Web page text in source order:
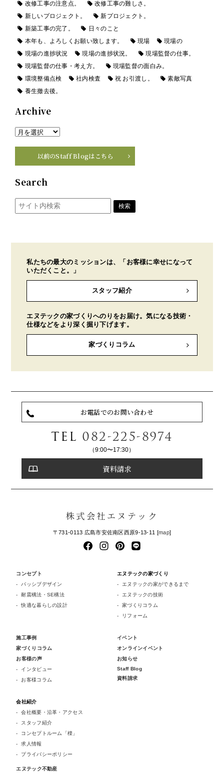
改修工事の注意点。
改修工事の難しさ。
新しいプロジェクト。
新プロジェクト。
新築工事の完了。
日々のこと
本年も、よろしくお願い致します。
現場
現場の
現場の進捗状況
現場の進捗状況。
現場監督の仕事。
現場監督の仕事・考え方。
現場監督の面白み。
環境整備点検
社内検査 祝 お引渡し。
素敵写真
養生撤去後。
Archive
以前のStaff Blogはこちら
Search
私たちの最大のミッションは、「お客様に幸せになって
いただくこと。」
スタッフ紹介
エヌテックの家づくりへのりをお届け。気になる技術・
仕様などをより深く掘り下げます。
家づくりコラム
お電話でのお問い合わせ
TEL 082-225-8974
（9:00〜17:30）
資料請求
株式会社エヌテック
〒731-0113 広島市安佐南区西原9-13-11 [map]
コンセプト
パッシブデザイン
耐震構法・SE構法
快適な暮らしの設計
エヌテックの家づくり
エヌテックの家ができるまで
エヌテックの技術
家づくりコラム
リフォーム
施工事例
家づくりコラム
お客様の声
インタビュー
お客様コラム
イベント
オンラインイベント
お知らせ
Staff Blog
資料請求
会社紹介
会社概要・沿革・アクセス
スタッフ紹介
コンセプトルーム「檪」
求人情報
プライバシーポリシー
エヌテック不動産